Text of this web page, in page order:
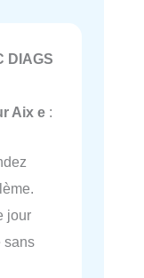
DIAGS
Aix e :
jour
sans